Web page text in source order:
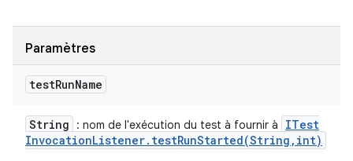
Paramètres
testRunName
String : nom de l'exécution du test à fournir à
ITest
InvocationListener. testRunStarted(String , int)